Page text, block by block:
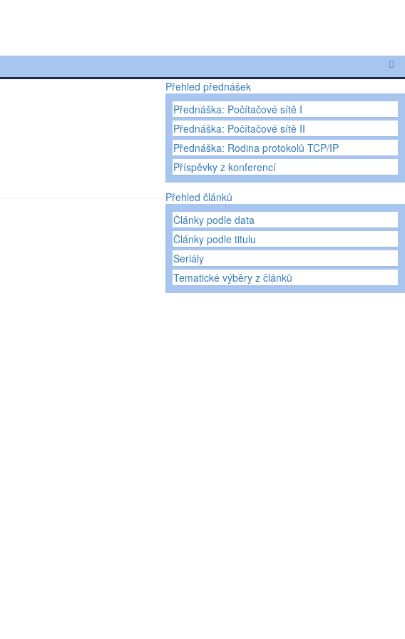
Přehled přednášek
Přednáška: Počítačové sítě I
Přednáška: Počítačové sítě II
Přednáška: Rodina protokolů TCP/IP
Příspěvky z konferencí
Přehled článků
Články podle data
Články podle titulu
Seriály
Tematické výběry z článků